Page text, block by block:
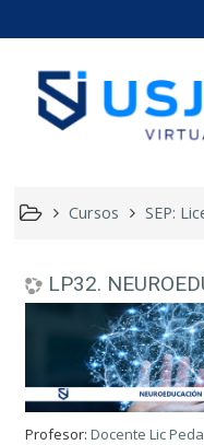
Cursos SEP:
LP32.
Profesor:Docente Lic